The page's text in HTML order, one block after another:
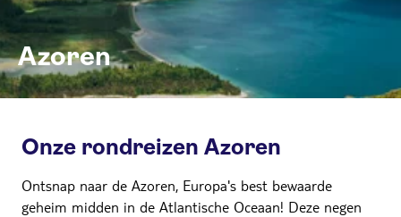
Azoren
Onze rondreizen Azoren
Ontsnap naar de Azoren, Europa's best bewaarde
geheim midden in de Atlantische Oceaan! Deze negen